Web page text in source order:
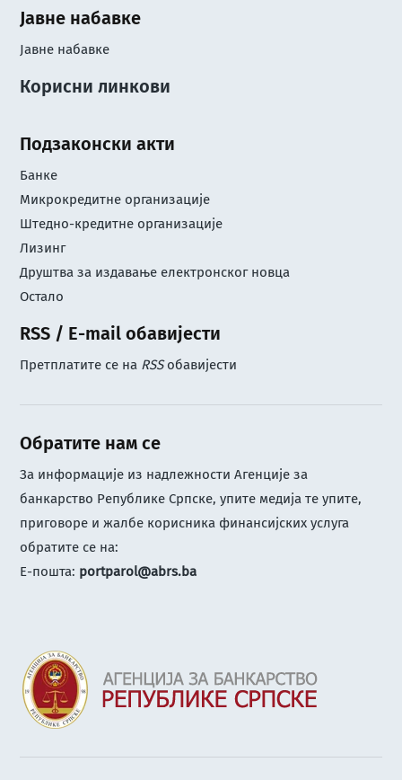
Јавне набавке
Јавне набавке
Корисни линкови
Подзаконски акти
Банке
Микрокредитне организације
Штедно-кредитне организације
Лизинг
Друштва за издавање електронског новца
Остало
RSS / E-mail обавијести
Претплатите се на RSSобавијести
Обратите нам се
За информације из надлежности Агенције за
банкарство Републике Српске, упите медија те упите,
приговоре и жалбе корисника финансијских услуга
обратите се на:
Е-пошта: portparol@abrs.ba